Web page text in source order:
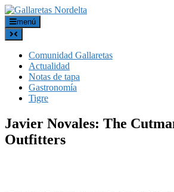
menú
Comunidad Gallaretas
Actualidad
Notas de tapa
Gastronomía
Tigre
Javier Novales: The
Outfitters